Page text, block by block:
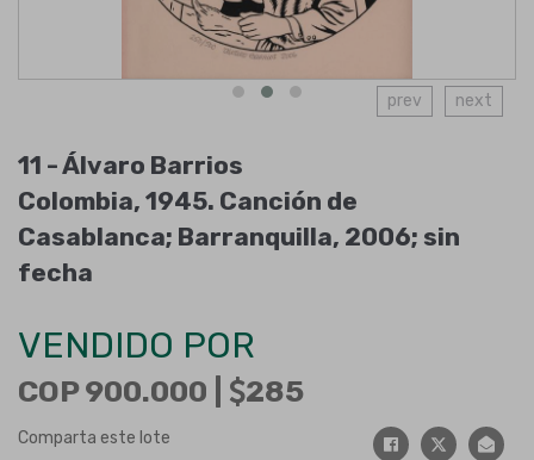
prev next
11 -Álvaro Barrios
Colombia, 1945. Canción de
Casablanca; Barranquilla, 2006; sin
fecha
VENDIDO POR
COP 900.000 | 285
Comparta este lote